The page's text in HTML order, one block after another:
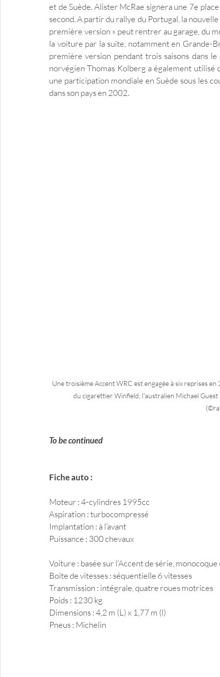
et de Suède. Alister McRae signera une 7e
second. A partir du rallye du Portugal, la
première version » peut rentrer au garage, du
la voiture par la suite, notamment en Grande-
première version pendant trois saisons dans
norvégien Thomas Kolberg a également
une participation mondiale en Suède sous les
dans son pays en 2002.
Une troisième Accent WRC est engagée à six reprises
du cigarettier Winfield, l'australien Michael
To be continued
Fiche auto :
Moteur : 4-cylindres 1995cc
Aspiration : turbocompressé
Implantation : à l’avant
Puissance : 300 chevaux
Voiture : basée sur l’Accent de série,
Boite de vitesses : séquentielle 6 vitesses
Transmission : intégrale, quatre roues motrices
Poids : 1230 kg
Dimensions : 4,2 m (L) x 1,77 m (l)
Pneus : Michelin